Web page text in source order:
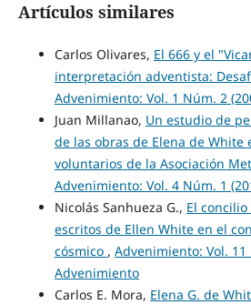
Artículos similares
Carlos Olivares, El 666 y el
interpretación adventista:
Advenimiento: Vol. 1 Núm. 2
Juan Millanao, Un estudio de
de las obras de Elena de White
voluntarios de la Asociación
Advenimiento: Vol. 4 Núm. 1
Nicolás Sanhueza G., El
escritos de Ellen White en el
cósmico , Advenimiento: Vol. 11
Advenimiento
Carlos E. Mora, Elena G. de